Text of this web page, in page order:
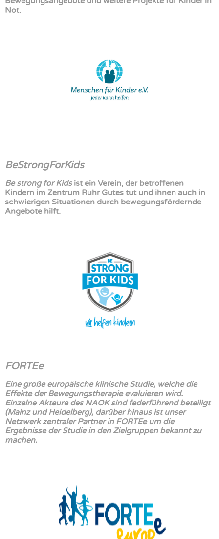
Not.
BeStrongForKids
Be strong for Kids ist ein Verein, der betroffenen
Kindern im Zentrum Ruhr Gutes tut und ihnen auch in
schwierigen Situationen durch bewegungsfördernde
Angebote hilft.
FORTEe
Eine große europäische klinische Studie, welche die
Effekte der Bewegungstherapie evaluieren wird.
Einzelne Akteure des NAOK sind federführend beteiligt
(Mainz und Heidelberg), darüber hinaus ist unser
Netzwerk zentraler Partner in FORTEe um die
Ergebnisse der Studie in den Zielgruppen bekannt zu
machen.